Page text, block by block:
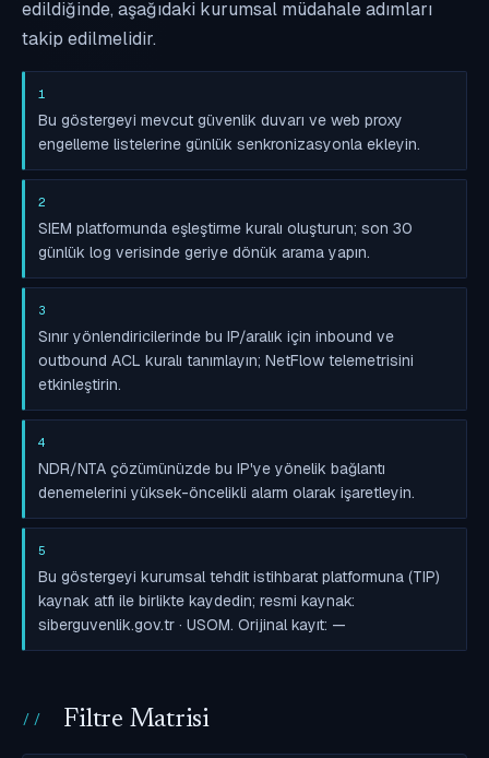
edildiğinde, aşağıdaki kurumsal müdahale adımları
takip edilmelidir.
1
Bu göstergeyi mevcut güvenlik duvarı ve web proxy
engelleme listelerine günlük senkronizasyonla ekleyin.
2
SIEM platformunda eşleştirme kuralı oluşturun; son 30
günlük log verisinde geriye dönük arama yapın.
3
Sınır yönlendiricilerinde bu IP/aralık için inbound ve
outbound ACL kuralı tanımlayın; NetFlow telemetrisini
etkinleştirin.
4
NDR/NTA çözümünüzde bu IP'ye yönelik bağlantı
denemelerini yüksek-öncelikli alarm olarak işaretleyin.
5
Bu göstergeyi kurumsal tehdit istihbarat platformuna (TIP)
kaynak atfı ile birlikte kaydedin; resmi kaynak:
siberguvenlik.gov.tr · USOM. Orijinal kayıt: —
Filtre Matrisi